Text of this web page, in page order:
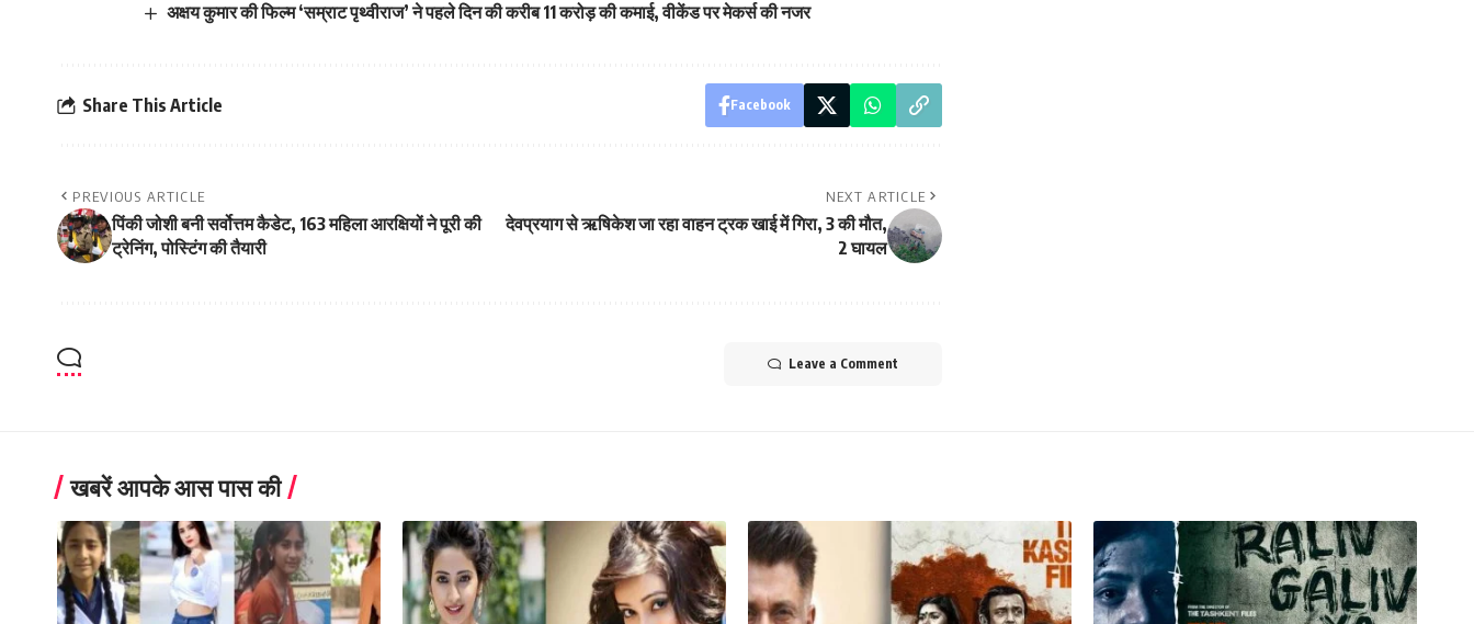
अक्षय कुमार की फिल्म ‘सम्राट पृथ्वीराज’ ने पहले दिन की करीब 11 करोड़ की कमाई, वीकेंड पर मेकर्स की नजर
Share This Article Facebook
PREVIOUS ARTICLE
पिंकी जोशी बनी सर्वोत्तम कैडेट, 163 महिला आरक्षियों ने पूरी की
ट्रेनिंग, पोस्टिंग की तैयारी
NEXT ARTICLE
देवप्रयाग से ऋषिकेश जा रहा वाहन ट्रक खाई में गिरा, 3 की मौत,
2 घायल
Leave a Comment
खबरें आपके आस पास की